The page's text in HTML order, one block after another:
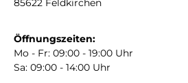
85622 Feldkirchen
Öffnungszeiten:
Mo - Fr: 09:00 - 19:00 Uhr
Sa: 09:00 - 14:00 Uhr